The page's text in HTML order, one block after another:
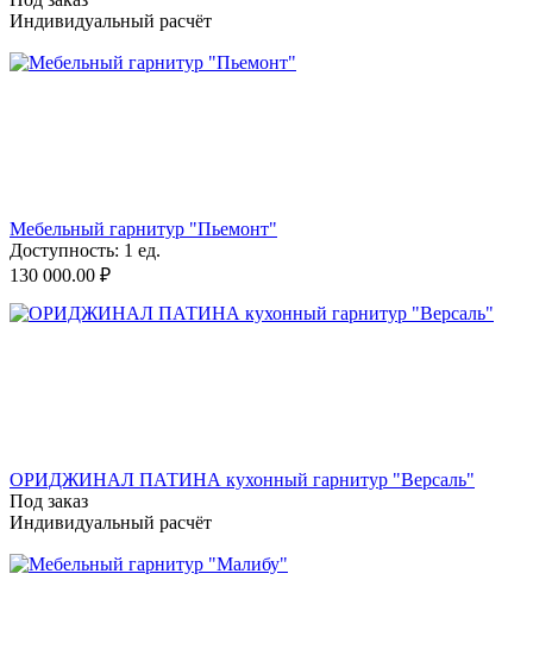
Индивидуальный расчёт
Мебельный гарнитур "Пьемонт"
Доступность: 1 ед.
130 000.00 ₽
ОРИДЖИНАЛ ПАТИНА кухонный гарнитур "Версаль"
Под заказ
Индивидуальный расчёт